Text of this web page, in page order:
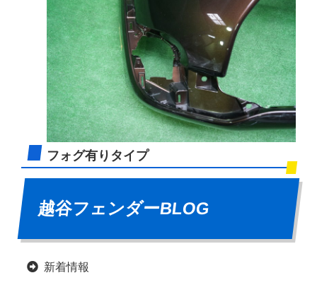
フォグ有りタイプ
越谷フェンダーBLOG
新着情報